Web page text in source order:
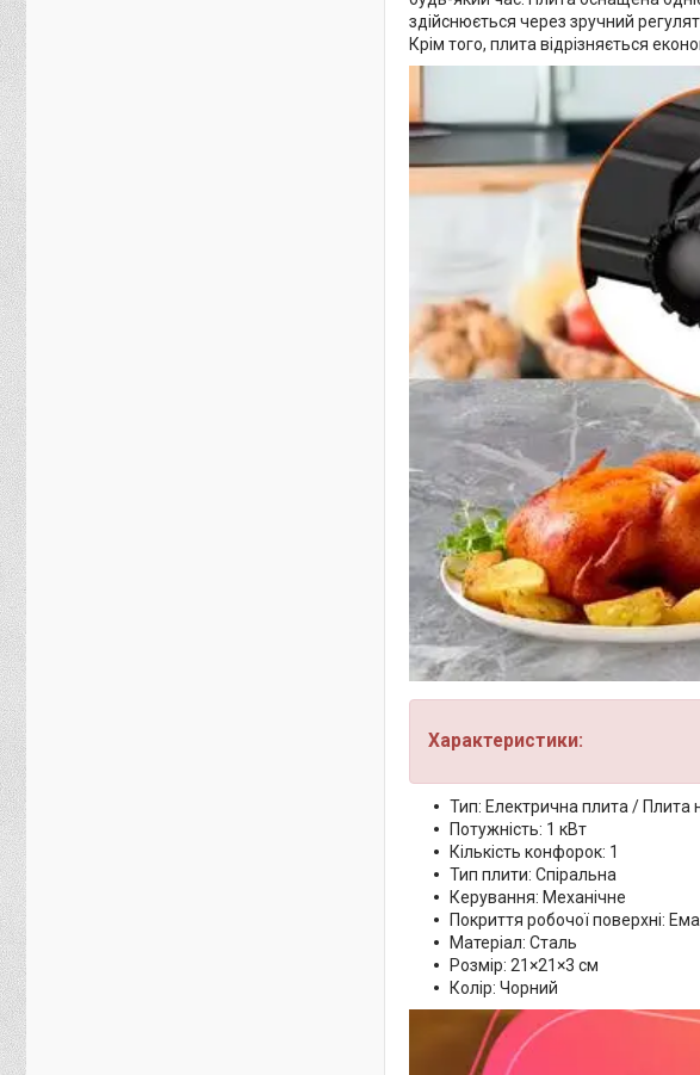
здійснюється через зручний
Крім того, плита відрізняється
Характеристики:
Тип: Електрична плита / Плита
Потужність: 1 кВт
Кількість конфорок: 1
Тип плити: Спіральна
Керування: Механічне
Покриття робочої поверхні:
Матеріал: Сталь
Розмір: 21×21×3 см
Колір: Чорний